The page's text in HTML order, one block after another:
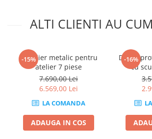
Furtune Aer Comprimat
Pistoale de vopsit
Pistoale Pneumatice
Scule pentru nituit si capsat
Slefuitoare Pneumatice
Diagnoza si masurari
ALTI CLIENTI AU
-15%
Mobilier metalic pentru
atelier 7 piese
7.690,00 Lei
6.569,00 Lei
LA COMANDA
ADAUGA IN COS
-16%
Dulap
cu